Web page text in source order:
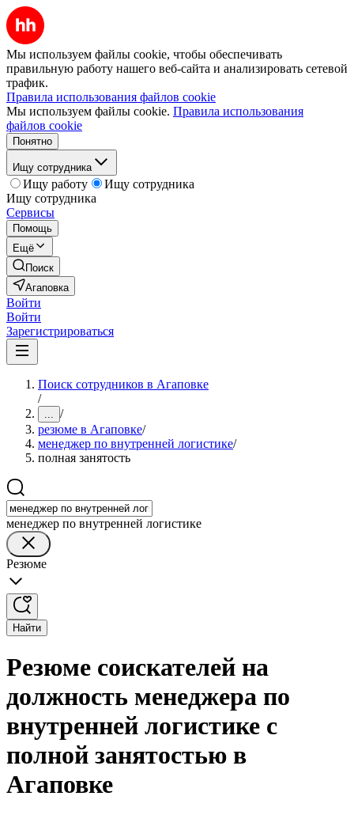
Мы используем файлы cookie, чтобы обеспечивать
правильную работу нашего веб-сайта и анализировать сетевой
трафик.
Правила использования файлов cookie
Мы используем файлы cookie. Правила использования
файлов cookie
Понятно
Ищу сотрудника
Ищу работу
Ищу сотрудника
Ищу сотрудника
Сервисы
Помощь
Ещё
Поиск
Агаповка
Войти
Войти
Зарегистрироваться
Поиск сотрудников в Агаповке
/
... /
резюме в Агаповке/
менеджер по внутренней логистике/
полная занятость
менеджер по внутренней логистике
Резюме
Найти
Резюме соискателей на
должность менеджера по
внутренней логистике с
полной занятостью в
Агаповке